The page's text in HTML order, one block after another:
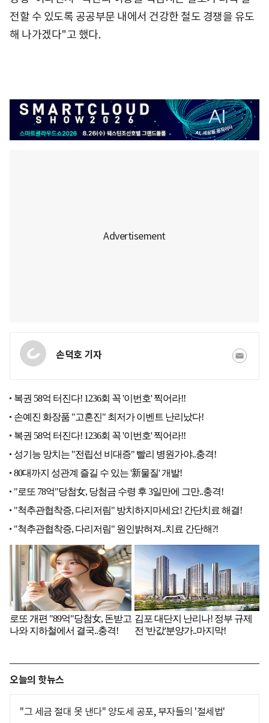
전할 수 있도록 공공부문 내에서 건강한 철도 경쟁을 유도
해 나가겠다"고 했다.
손덕호 기자
오늘의 핫뉴스
"그 세금 절대 못 낸다" 양도세 공포, 부자들의 '절세법'